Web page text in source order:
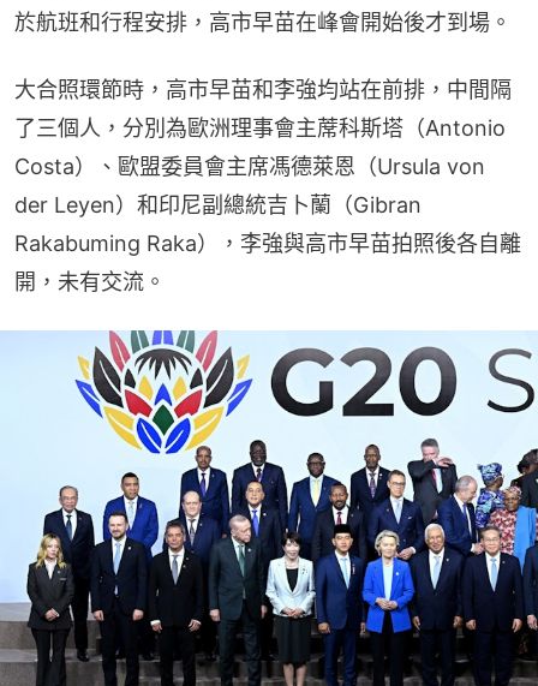
於航班和行程安排，高市早苗在峰會開始後才到場。
大合照環節時，高市早苗和李強均站在前排，中間隔
了三個人，分別為歐洲理事會主蓆科斯塔（Antonio
Costa）、歐盟委員會主席馮德萊恩（Ursula von
der Leyen）和印尼副總統吉卜蘭（Gibran
Rakabuming Raka），李強與高市早苗拍照後各自離
開，未有交流。